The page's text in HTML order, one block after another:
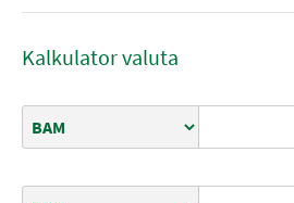
Kalkulator valuta